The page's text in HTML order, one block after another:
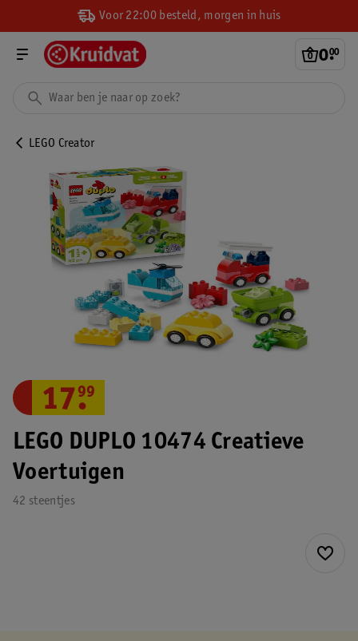
Voor 22:00 besteld, morgen in huis
0.
00
LEGO Creator
LEGO DUPLO 10474 Creatieve
Voertuigen
42 steentjes
17.
99